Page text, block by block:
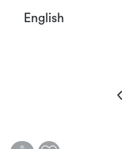
English